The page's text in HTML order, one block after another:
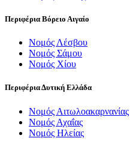
Περιφέρια Βόρειο Αιγαίο
Νομός Λέσβου
Νομός Σάμου
Νομός Χίου
Περιφέρια Δυτική Ελλάδα
Νομός Αιτωλοακαρνανίας
Νομός Αχαΐας
Νομός Ηλείας